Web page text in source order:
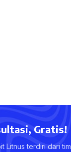
Gratis!
Litnus terdiri dari tim